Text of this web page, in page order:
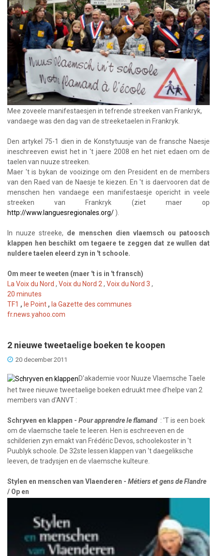
Mee zoveele manifestaesjen in tefrende streeken van Frankryk,
vandaege was den dag van de streeketaelen in Frankryk.
Den artykel 75-1 dien in de Konstytuusje van de fransche Naesje
ineschreeven ewist het in 't jaere 2008 en het niet edaen om de
taelen van nuuze streeken.
Maer 't is bykan de vooizinge om den President en de members
van den Raed van de Naesje te kiezen. En 't is daervooren dat de
menschen hen vandaege een manifestaesje opericht in veele
streeken van Frankryk (ziet maer op
http://www.languesregionales.org/ ).
In nuuze streeke, de menschen dien vlaemsch ou patoosch
klappen hen beschikt om tegaere te zeggen dat ze wullen dat
nuldere taelen eleerd zyn in 't schoole.
Om meer te weeten (maer 't is in 't fransch)
La Voix du Nord , Voix du Nord 2 , Voix du Nord 3 ,
20 minutes
TF1 , le Point , la Gazette des communes
fr.news.yahoo.com
2 nieuwe tweetaelige boeken te koopen
20 december 2011
D'akademie voor Nuuze Vlaemsche Taele
het twee nieuwe tweetaelige boeken edruukt mee d'helpe van 2
members van d'ANVT :
Schryven en klappen - Pour apprendre le flamand : 'T is een boek
om de vlaemsche taele te leeren. Hen is eschreeven en de
schilderien zyn emakt van Frédéric Devos, schoolekoster in 't
Puublyk schoole. De 32ste lessen klappen van 't daegeliksche
leeven, de tradysjen en de vlaemsche kulteure.
Stylen en menschen van Vlaenderen - Métiers et gens de Flandre
/ Op en